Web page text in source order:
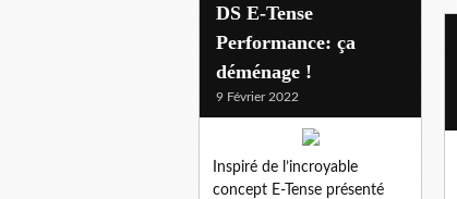
DS E-Tense
Performance: ça
déménage !
9 Février 2022
Inspiré de l’incroyable
concept E-Tense présenté